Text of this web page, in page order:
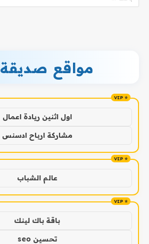
مواقع صديقة
اول اثنين ريادة اعمال
مشاركة ارباح ادسنس
عالم الشباب
باقة باك لينك
تحسين seo